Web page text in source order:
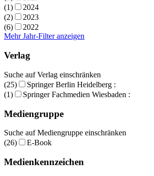
(1)
2024
(2)
2023
(6)
2022
Mehr Jahr-Filter anzeigen
Verlag
Suche auf Verlag einschränken
(25)
Springer Berlin Heidelberg :
(1)
Springer Fachmedien Wiesbaden :
Mediengruppe
Suche auf Mediengruppe einschränken
(26)
E-Book
Medienkennzeichen